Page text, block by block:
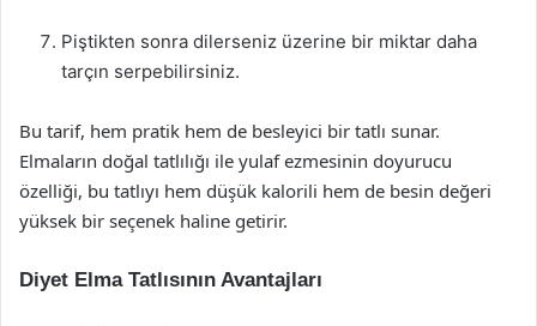
Piştikten sonra dilerseniz üzerine bir miktar daha
tarçın serpebilirsiniz.
Bu tarif, hem pratik hem de besleyici bir tatlı sunar.
Elmaların doğal tatlılığı ile yulaf ezmesinin doyurucu
özelliği, bu tatlıyı hem düşük kalorili hem de besin değeri
yüksek bir seçenek haline getirir.
Diyet Elma Tatlısının Avantajları